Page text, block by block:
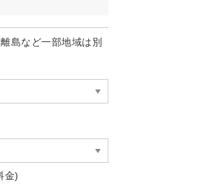
島など一部地域は別
金)